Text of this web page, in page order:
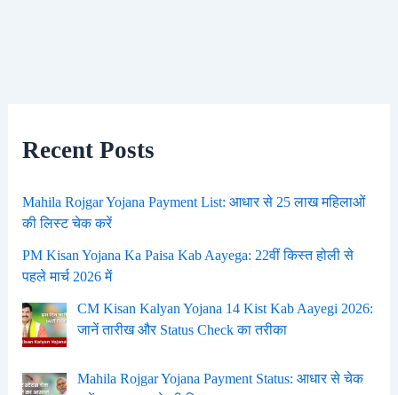
Recent Posts
Mahila Rojgar Yojana Payment List: आधार से 25 लाख महिलाओं
की लिस्ट चेक करें
PM Kisan Yojana Ka Paisa Kab Aayega: 22वीं किस्त होली से
पहले मार्च 2026 में
CM Kisan Kalyan Yojana 14 Kist Kab Aayegi 2026:
जानें तारीख और Status Check का तरीका
Mahila Rojgar Yojana Payment Status: आधार से चेक